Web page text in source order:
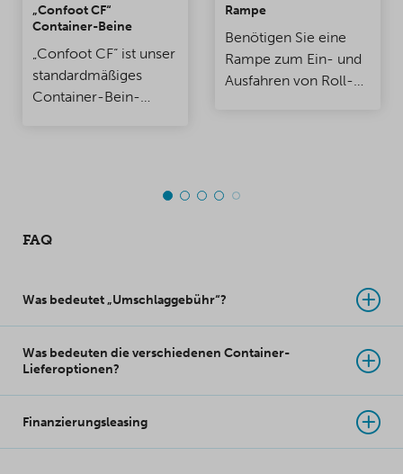
„Confoot CF“
Container-Beine
„Confoot CF“ ist unser
standardmäßiges
Container-Bein-
einsetzbar und können
installiert werden.
Rampe
Benötigen Sie eine
Rampe zum Ein- und
Ausfahren von Roll-
liefern
FAQ
Was bedeutet „Umschlaggebühr“?
Was bedeuten die verschiedenen Container-
Lieferoptionen?
Finanzierungsleasing